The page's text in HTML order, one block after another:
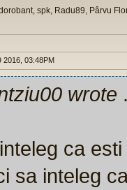
spk, Radu89, Pârvu
2016, 03:48PM
wrote
ca
sa inteleg